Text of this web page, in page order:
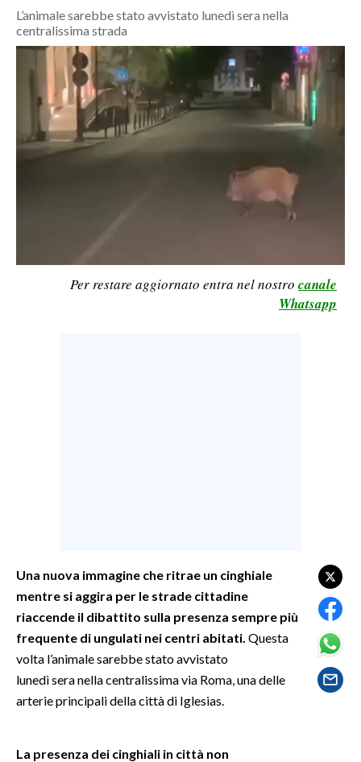
CRONACA
ITALIA
MONDO
POLITICA
ECONOMIA
GOSSIP
SALUTE
SARDEGNA TURISMO
L’animale sarebbe stato avvistato lunedì sera nella
centralissima strada
Per restare aggiornato entra nel nostro canale
Whatsapp
Una nuova immagine che ritrae un cinghiale
mentre si aggira per le strade cittadine
riaccende il dibattito sulla presenza sempre più
frequente di ungulati nei centri abitati. Questa
volta l’animale sarebbe stato avvistato
lunedì sera nella centralissima via Roma, una delle
arterie principali della città di Iglesias.
La presenza dei cinghiali in città non